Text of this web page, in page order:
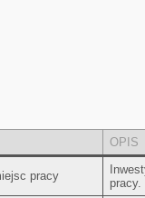
OPIS
pracy
pracy.